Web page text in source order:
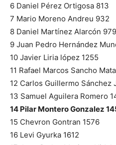
6 Daniel Pérez Ortigosa 813
7 Mario Moreno Andreu 932
8 Daniel Martínez Alarcón 979
9 Juan Pedro Hernández
10 Javier Liria lópez 1255
11 Rafael Marcos Sancho
12 Carlos Guillermo Sánchez
13 Samuel Aguilera Romero
14 Pilar Montero Gonzalez
15 Chevron Gontran 1576
16 Levi Gyurka 1612